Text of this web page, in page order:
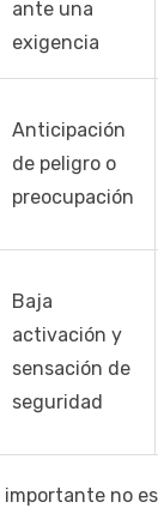
ante una
exigencia
Anticipación
de peligro o
preocupación
Baja
activación y
sensación de
seguridad
importante no